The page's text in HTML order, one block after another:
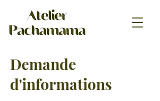
Demande
d'informations